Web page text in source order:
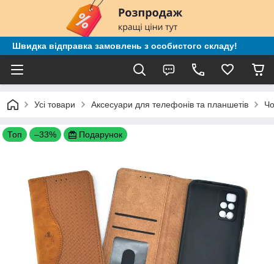
Швидка відправка замовлень з особистого складу!
Усі товари Аксесуари для телефонів та планшетів
Топ –33% Подарунок